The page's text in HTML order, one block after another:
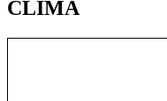
CLIMA